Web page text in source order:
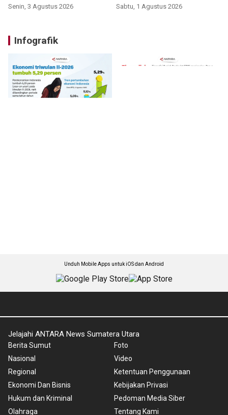
Senin, 3 Agustus 2026 Sabtu, 1 Agustus 2026
Infografik
Unduh Mobile Apps untuk iOS dan Android
Jelajahi ANTARA News Sumatera Utara
Berita Sumut
Nasional
Regional
Ekonomi Dan Bisnis
Hukum dan Kriminal
Olahraga
Foto
Video
Ketentuan Penggunaan
Kebijakan Privasi
Pedoman Media Siber
Tentang Kami